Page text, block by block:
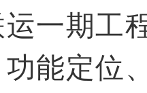
一期工
能定位